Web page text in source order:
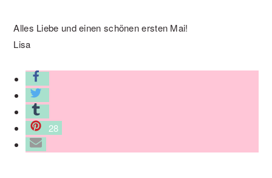
Alles Liebe und einen schönen ersten Mai!
Lisa
28